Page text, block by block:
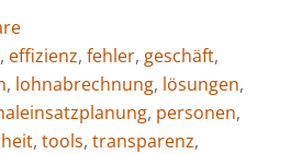
, effizienz, fehler, geschäft,
, lohnabrechnung, lösungen,
, personen,
, tools, transparenz,